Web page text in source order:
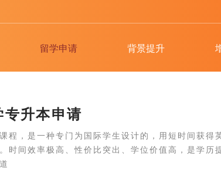
留学申请 背景提升
专升本申请
程，是一种专门为国际学生设计的，用短时间获得
时间效率极高、性价比突出、学位价值高，是学历